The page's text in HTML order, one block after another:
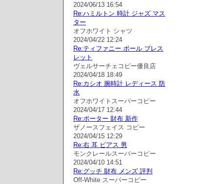
2024/06/13 16:54
Re:ハミルトン 時計 ジャズ マス
ター
オフホワイト シャツ
2024/04/22 12:24
Re:ティファニー ボール ブレス
レット
ヴェルサーチェコピー優良店
2024/04/18 18:49
Re:カシオ 腕時計 レディース 防
水
オフホワイトスーパーコピー
2024/04/17 12:44
Re:ポーター 財布 新作
ザノースフェイス コピー
2024/04/15 12:29
Re:右 耳 ピアス 男
モンクレールスーパーコピー
2024/04/10 14:51
Re:グッチ 財布 メンズ 評判
Off-White スーパーコピー